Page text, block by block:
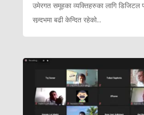
उमेरगत समूहका व्यक्तिहरुका लागि डिजिटल
सन्र्दभमा बढी केन्दित रहेको...